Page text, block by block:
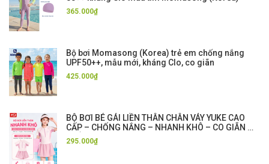
365.000₫
Bộ bơi Momasong (Korea) trẻ em chống nắng
UPF50++, mẫu mới, kháng Clo, co giãn
425.000₫
BỘ BƠI BÉ GÁI LIỀN THÂN CHÂN VÁY YUKE CAO
CẤP – CHỐNG NẮNG – NHANH KHÔ – CO GIÃN 4
CHIỀU
295.000₫